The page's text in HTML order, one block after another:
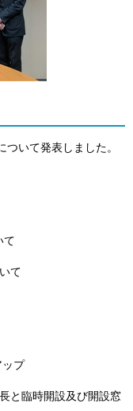
いて発表しました。
て
て
プ
と臨時開設及び開設窓